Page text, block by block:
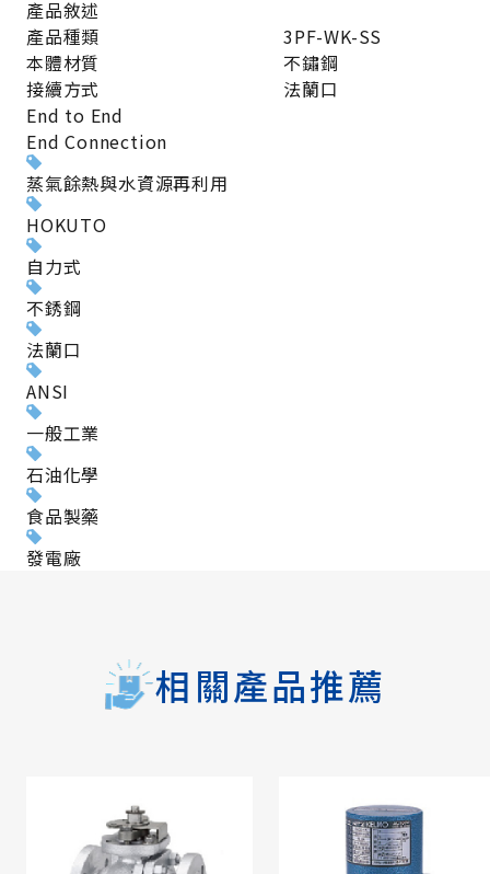
產品敘述
產品種類
3PF-WK-SS
本體材質
不鏽鋼
接續方式
法蘭口
End to End
End Connection
蒸氣餘熱與水資源再利用
HOKUTO
自力式
不銹鋼
法蘭口
ANSI
一般工業
石油化學
食品製藥
發電廠
相關產品推薦